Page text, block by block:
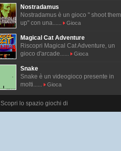
Nostradamus
Nostradamus è un gioco " shoot them
up" con una......
Gioca
Magical Cat Adventure
Riscopri Magical Cat Adventure, un
gioco d'arcade......
Gioca
Snake
Snake è un videogioco presente in
molti......
Gioca
Scopri lo spazio giochi di